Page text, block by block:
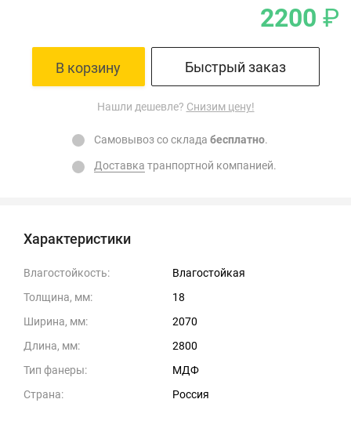
Характеристики
Влагостойкость:
Влагостойкая
Толщина, мм:
18
Ширина, мм:
2070
Длина, мм:
2800
Тип фанеры:
МДФ
Страна:
Россия
2200 ₽
В корзину Быстрый заказ
Нашли дешевле? Снизим цену!
Самовывоз со склада бесплатно.
Доставка транпортной компанией.